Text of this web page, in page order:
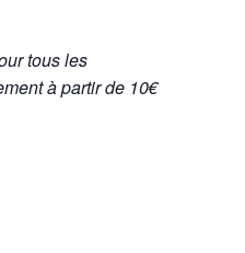
tous les
à partir de 10€